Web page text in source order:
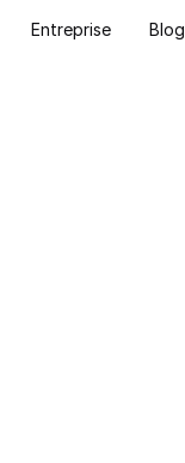
Entreprise Blog